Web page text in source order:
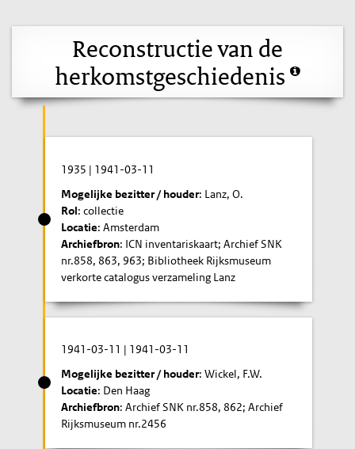
Reconstructie van de
herkomstgeschiedenis
1935 | 1941-03-11
Mogelijke bezitter / houder: Lanz, O.
Rol: collectie
Locatie: Amsterdam
Archiefbron: ICN inventariskaart; Archief SNK
nr.858, 863, 963; Bibliotheek Rijksmuseum
verkorte catalogus verzameling Lanz
1941-03-11 | 1941-03-11
Mogelijke bezitter / houder: Wickel, F.W.
Locatie: Den Haag
Archiefbron: Archief SNK nr.858, 862; Archief
Rijksmuseum nr.2456